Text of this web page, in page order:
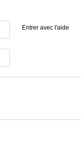
Entrer avec l'aide